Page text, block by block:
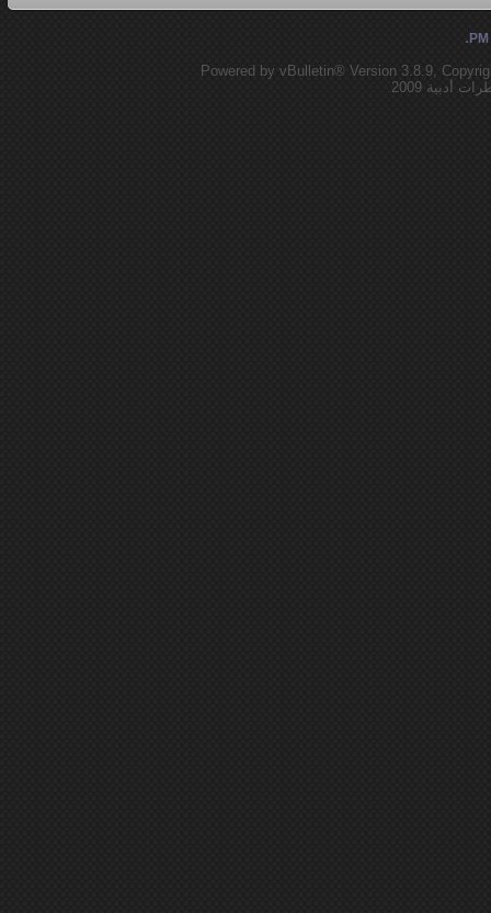
.
Powered by vBulletin® Version 3.8.9,
أدبية 2009